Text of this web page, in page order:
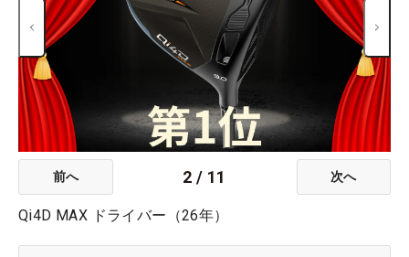
前へ 2 / 11 次へ
Qi4D MAX ドライバー（26年）